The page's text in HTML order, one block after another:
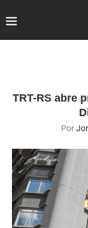
TRT-RS abre
Por